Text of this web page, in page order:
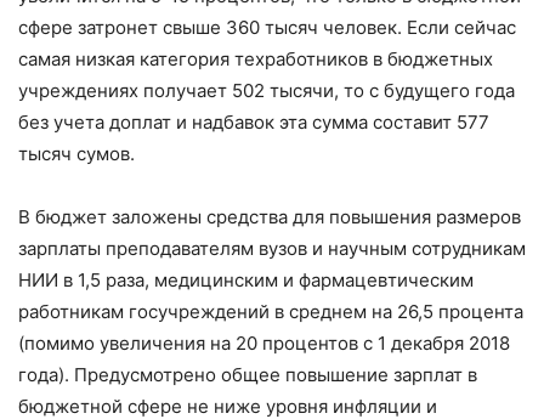
сфере затронет свыше 360 тысяч человек. Если сейчас
самая низкая категория техработников в бюджетных
учреждениях получает 502 тысячи, то с будущего года
без учета доплат и надбавок эта сумма составит 577
тысяч сумов.
В бюджет заложены средства для повышения размеров
зарплаты преподавателям вузов и научным сотрудникам
НИИ в 1,5 раза, медицинским и фармацевтическим
работникам госучреждений в среднем на 26,5 процента
(помимо увеличения на 20 процентов с 1 декабря 2018
года). Предусмотрено общее повышение зарплат в
бюджетной сфере не ниже уровня инфляции и